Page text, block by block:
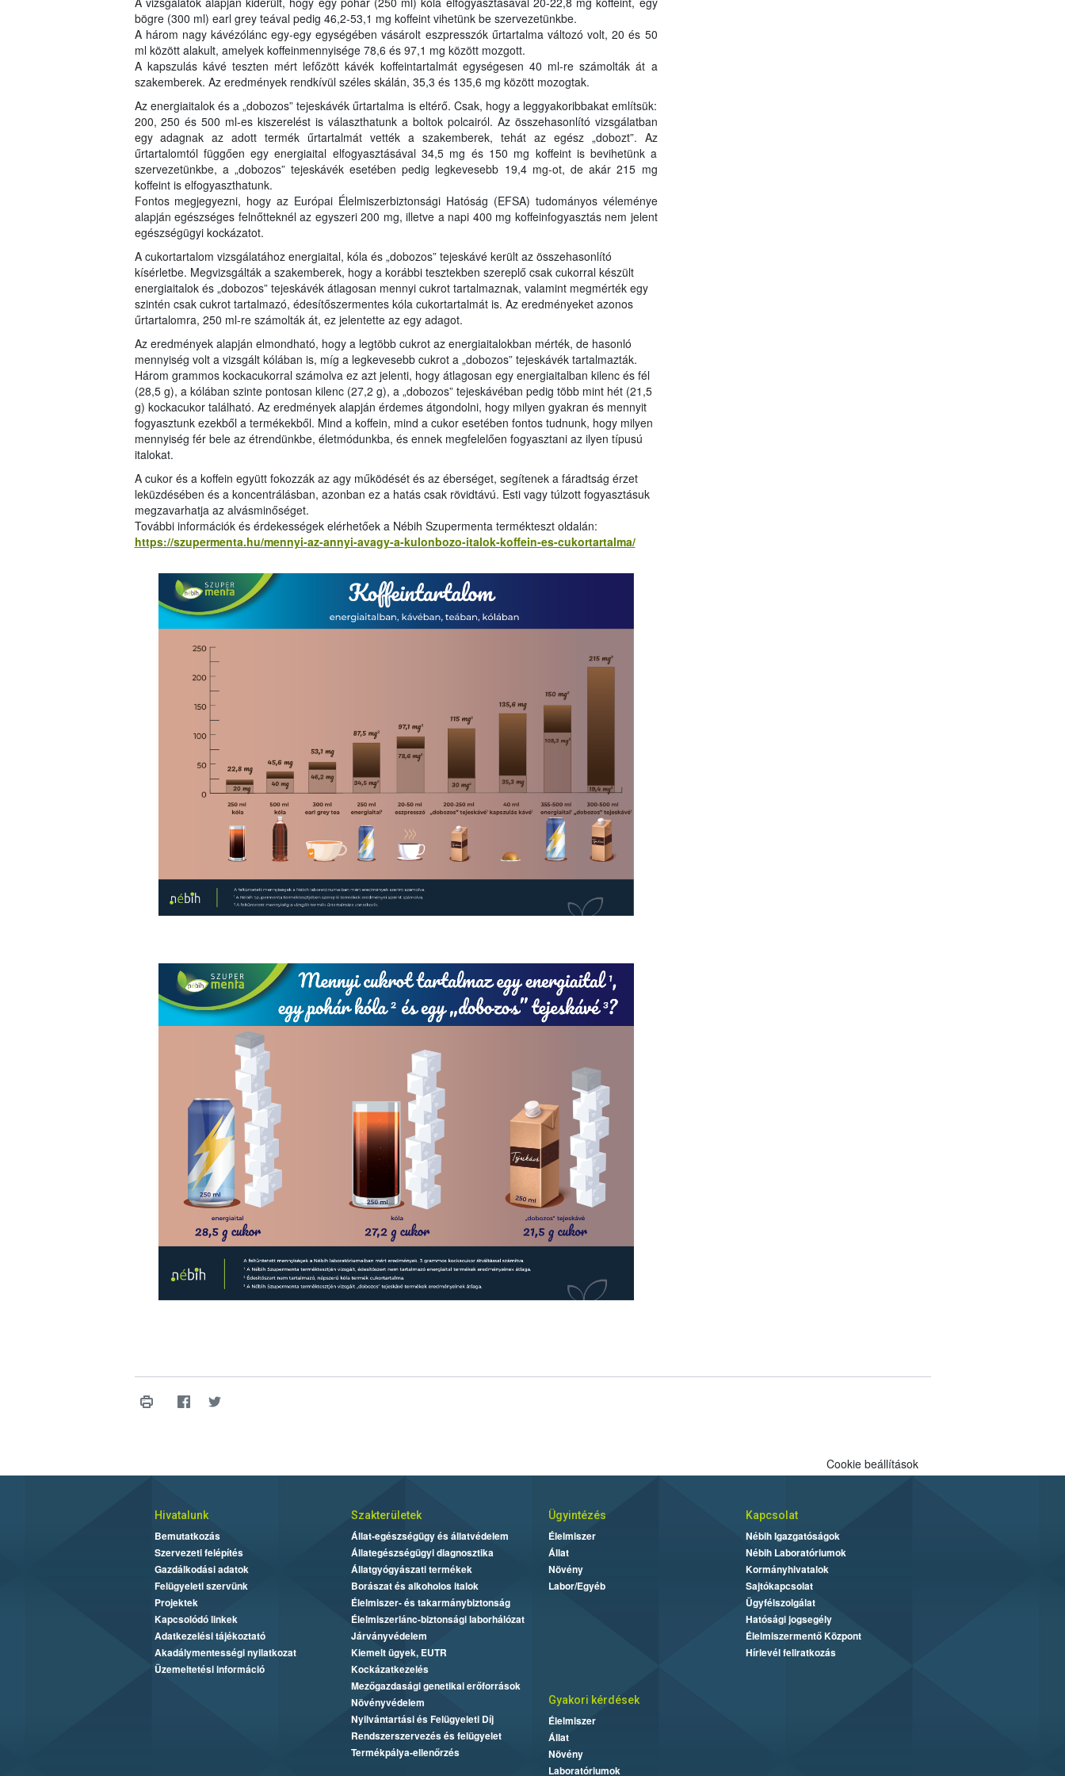
bögre (300 ml) earl grey teával pedig 46,2-53,1 mg koffeint vihetünk be szervezetünkbe.
A három nagy kávézólánc egy-egy egységében vásárolt eszpresszók űrtartalma változó volt, 20 és 50
ml között alakult, amelyek koffeinmennyisége 78,6 és 97,1 mg között mozgott.
A kapszulás kávé teszten mért lefőzött kávék koffeintartalmát egységesen 40 ml-re számolták át a
szakemberek. Az eredmények rendkívül széles skálán, 35,3 és 135,6 mg között mozogtak.
Az energiaitalok és a „dobozos” tejeskávék űrtartalma is eltérő. Csak, hogy a leggyakoribbakat említsük:
200, 250 és 500 ml-es kiszerelést is választhatunk a boltok polcairól. Az összehasonlító vizsgálatban
egy adagnak az adott termék űrtartalmát vették a szakemberek, tehát az egész „dobozt”. Az
űrtartalomtól függően egy energiaital elfogyasztásával 34,5 mg és 150 mg koffeint is bevihetünk a
szervezetünkbe, a „dobozos” tejeskávék esetében pedig legkevesebb 19,4 mg-ot, de akár 215 mg
koffeint is elfogyaszthatunk.
Fontos megjegyezni, hogy az Európai Élelmiszerbiztonsági Hatóság (EFSA) tudományos véleménye
alapján egészséges felnőtteknél az egyszeri 200 mg, illetve a napi 400 mg koffeinfogyasztás nem jelent
egészségügyi kockázatot.
A cukortartalom vizsgálatához energiaital, kóla és „dobozos” tejeskávé került az összehasonlító
kísérletbe. Megvizsgálták a szakemberek, hogy a korábbi tesztekben szereplő csak cukorral készült
energiaitalok és „dobozos” tejeskávék átlagosan mennyi cukrot tartalmaznak, valamint megmérték egy
szintén csak cukrot tartalmazó, édesítőszermentes kóla cukortartalmát is. Az eredményeket azonos
űrtartalomra, 250 ml-re számolták át, ez jelentette az egy adagot.
Az eredmények alapján elmondható, hogy a legtöbb cukrot az energiaitalokban mérték, de hasonló
mennyiség volt a vizsgált kólában is, míg a legkevesebb cukrot a „dobozos” tejeskávék tartalmazták.
Három grammos kockacukorral számolva ez azt jelenti, hogy átlagosan egy energiaitalban kilenc és fél
(28,5 g), a kólában szinte pontosan kilenc (27,2 g), a „dobozos” tejeskávéban pedig több mint hét (21,5
g) kockacukor található. Az eredmények alapján érdemes átgondolni, hogy milyen gyakran és mennyit
fogyasztunk ezekből a termékekből. Mind a koffein, mind a cukor esetében fontos tudnunk, hogy milyen
mennyiség fér bele az étrendünkbe, életmódunkba, és ennek megfelelően fogyasztani az ilyen típusú
italokat.
A cukor és a koffein együtt fokozzák az agy működését és az éberséget, segítenek a fáradtság érzet
leküzdésében és a koncentrálásban, azonban ez a hatás csak rövidtávú. Esti vagy túlzott fogyasztásuk
megzavarhatja az alvásminőséget.
További információk és érdekességek elérhetőek a Nébih Szupermenta termékteszt oldalán:
https://szupermenta.hu/mennyi-az-annyi-avagy-a-kulonbozo-italok-koffein-es-cukortartalma/
Cookie beállítások
Hivatalunk
Bemutatkozás
Szervezeti felépítés
Gazdálkodási adatok
Felügyeleti szervünk
Projektek
Kapcsolódó linkek
Adatkezelési tájékoztató
Akadálymentességi nyilatkozat
Üzemeltetési információ
Szakterületek
Állat-egészségügy és állatvédelem
Állategészségügyi diagnosztika
Állatgyógyászati termékek
Borászat és alkoholos italok
Élelmiszer- és takarmánybiztonság
Élelmiszerlánc-biztonsági laborhálózat
Járványvédelem
Kiemelt ügyek, EUTR
Kockázatkezelés
Mezőgazdasági genetikai erőforrások
Növényvédelem
Nyilvántartási és Felügyeleti Díj
Rendszerszervezés és felügyelet
Termékpálya-ellenőrzés
Ügyintézés
Élelmiszer
Állat
Növény
Labor/Egyéb
Kapcsolat
Nébih Igazgatóságok
Nébih Laboratóriumok
Kormányhivatalok
Sajtókapcsolat
Ügyfélszolgálat
Hatósági jogsegély
Élelmiszermentő Központ
Hírlevél feliratkozás
Gyakori kérdések
Élelmiszer
Állat
Növény
Laboratóriumok